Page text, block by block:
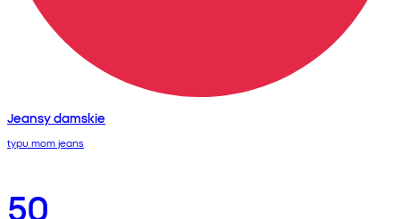
Jeansy damskie
typu mom jeans
50